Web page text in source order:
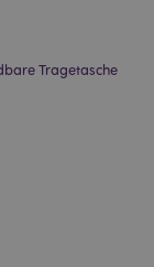
Tragetasche